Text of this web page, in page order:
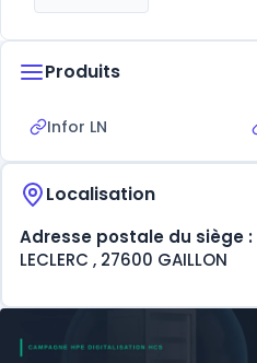
Produits
Infor LN
Localisation
Adresse postale du siège :
LECLERC , 27600 GAILLON